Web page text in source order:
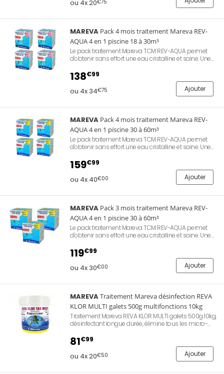
ou 4x 20€75
MAREVA Pack 4 mois traitement Mareva REV-
AQUA 4 en 1 piscine 18 à 30m³
Le pack traitement Mareva TCM REV-AQUA permet
d'obtenir sans effort une eau cristalline et saine. Une
doses sont déjà prêtes. Eau douce et sans odeur.
Utilisation toute l'année. Piscine 18 à 30m³. Comprend
4 cartons, permet de traiter votre bassin durant 4
mois complets.
138€99
ou 4x 34€75 Ajouter
MAREVA Pack 4 mois traitement Mareva REV-
AQUA 4 en 1 piscine 30 à 60m³
Le pack traitement Mareva TCM REV-AQUA permet
d'obtenir sans effort une eau cristalline et saine. Une
doses sont déjà prêtes. Eau douce et sans odeur.
Utilisation toute l'année. Piscine 30 à 60m³.
Comprend 4 cartons, permet de traiter votre bassin
durant 4 mois complets.
159€99
ou 4x 40€00 Ajouter
MAREVA Pack 3 mois traitement Mareva REV-
AQUA 4 en 1 piscine 30 à 60m³
Le pack traitement Mareva TCM REV-AQUA permet
d'obtenir sans effort une eau cristalline et saine. Une
doses sont déjà prêtes. Eau douce et sans odeur.
Utilisation toute l'année. Piscine 30 à 60m³.
Comprend 3 cartons, permet de traiter votre bassin
durant 3 mois complets.
119€99
ou 4x 30€00 Ajouter
MAREVATraitement Mareva désinfection REVA
KLOR MULTI galets 500g multifonctions 10kg
Traitement Mareva REVA KLOR MULTI galets 500g 10kg,
désinfectant longue durée, élimine tous les micro-
eau limpide, stabilise le pH, facile à utiliser.
81€99
ou 4x 20€50 Ajouter